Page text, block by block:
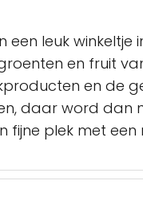
leuk winkeltje
en fruit
en de
daar word dan
fijne plek met een